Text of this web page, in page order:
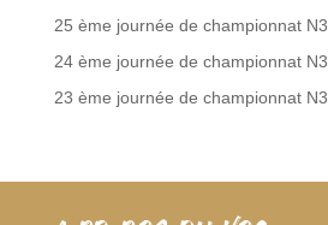
25 ème journée de championnat N3
24 ème journée de championnat N3
23 ème journée de championnat N3